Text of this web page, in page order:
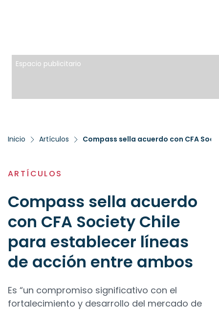
Espacio publicitario
Inicio Artículos Compass sella acuerdo con CFA
ARTÍCULOS
Compass sella acuerdo
con CFA Society Chile
para establecer líneas
de acción entre ambos
Es “un compromiso significativo con el
fortalecimiento y desarrollo del mercado de